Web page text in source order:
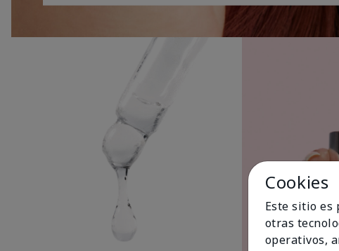
Cookies
Este sitio es
otras
operativos,